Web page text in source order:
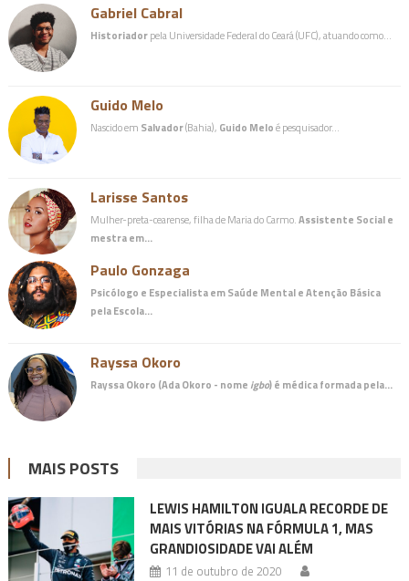
Gabriel Cabral
Historiadorpela Universidade Federal do Ceará (UFC), atuando como…
Guido Melo
Nascido em Salvador(Bahia), Guido Meloé pesquisador…
Larisse Santos
Mulher-preta-cearense, filha de Maria do Carmo.Assistente Social e
mestra em…
Paulo Gonzaga
Psicólogo e Especialista em Saúde Mental e Atenção Básica
pela Escola…
Rayssa Okoro
Rayssa Okoro (Ada Okoro - nome igbo) é médicaformada pela…
MAIS POSTS
LEWIS HAMILTON IGUALA RECORDE DE
MAIS VITÓRIAS NA FÓRMULA 1, MAS
GRANDIOSIDADE VAI ALÉM
11 de outubro de 2020